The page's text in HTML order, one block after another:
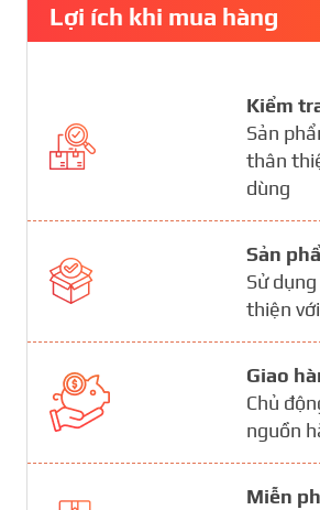
Lợi ích khi mua hàng
Kiểm
Sản
thân
dùng
Sản
Sử
thiện
Giao
Chủ
nguồn
Miễn